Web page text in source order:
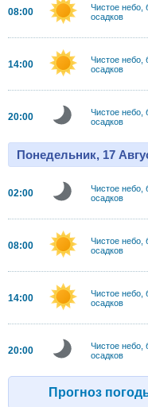
08:00
Чистое небо,
осадков
14:00
Чистое небо,
осадков
20:00
Чистое небо,
осадков
Понедельник, 17
02:00
Чистое небо,
осадков
08:00
Чистое небо,
осадков
14:00
Чистое небо,
осадков
20:00
Чистое небо,
осадков
Прогноз